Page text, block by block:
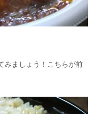
みましょう！こちらが前